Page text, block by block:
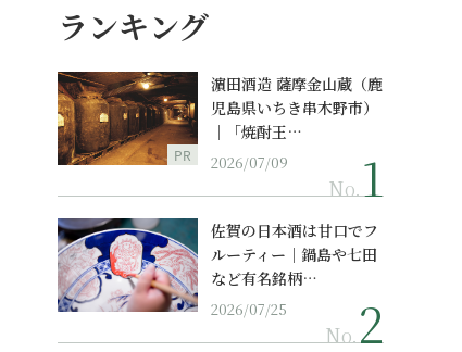
ランキング
PR
濵田酒造 薩摩金山蔵（鹿
児島県いちき串木野市）
｜「焼酎王…
2026/07/09
No.
佐賀の日本酒は甘口でフ
ルーティー｜鍋島や七田
など有名銘柄…
2026/07/25
No.